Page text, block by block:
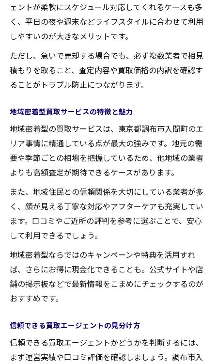
ェントが柔軟にスケジュール対応してくれるケースも多
く、平日の夜や週末などライフスタイルに合わせて利用
しやすいのが大きなメリットです。
ただし、急いで売却する場合でも、必ず複数業者で相見
積もりを取ること、査定内容や買取価格の内訳を確認す
ることがトラブル防止につながります。
地域密着型買取サービスの特徴と魅力
地域密着型の買取サービスは、東京都調布市入間町のエ
リア事情に精通している点が最大の強みです。地元の需
要や季節ごとの相場を把握しているため、他地域の業者
よりも高額査定が期待できるケースがあります。
また、地域住民との信頼関係を大切にしている業者が多
く、顔が見える丁寧な対応やアフターケアも充実してい
ます。口コミやご近所の評判を参考に選ぶことで、安心
して利用できるでしょう。
地域密着型ならではのキャンペーンや特典を活用すれ
ば、さらにお得に現金化できることも。公式サイトや店
舗の掲示板などで最新情報をこまめにチェックするのが
おすすめです。
信頼できる買取エージェントの見分け方
信頼できる買取エージェントかどうかを判断するには、
まず運営実績や口コミ評価を確認しましょう。調布市入